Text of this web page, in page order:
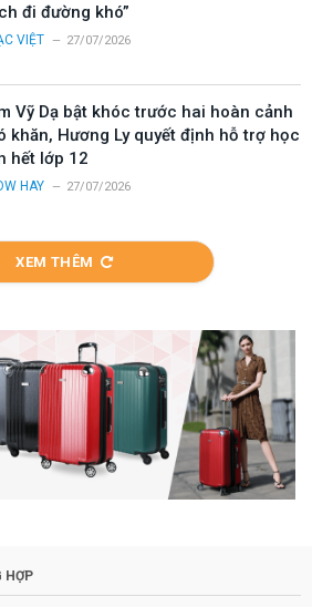
đi đường khó”
VIỆT 27/07/2026
Vỹ Dạ bật khóc trước hai hoàn cảnh
khăn, Hương Ly quyết định hỗ trợ học
hết lớp 12
HAY 27/07/2026
XEM THÊM
HỢP